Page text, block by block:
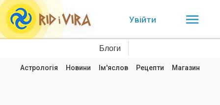
Увійти
Блоги
Астрологія Новини Ім'яслов Рецепти Магазин